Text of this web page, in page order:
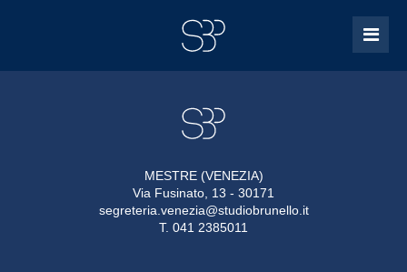
MESTRE (VENEZIA)
Via Fusinato, 13 - 30171
segreteria.venezia@studiobrunello.it
T. 041 2385011